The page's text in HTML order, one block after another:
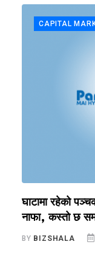
CAPITAL
घाटामा रहेको
नाफा, कस्तो छ
BY BIZSHALA